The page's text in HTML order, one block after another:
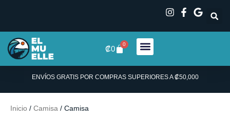
contenido
₡0
0
Carrito
ENVÍOS GRATIS POR COMPRAS SUPERIORES A ₡50,000
Inicio / Camisa / Camisa